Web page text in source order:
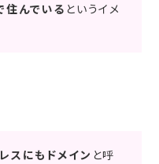
住んでいる というイメ
スにもドメイン と呼